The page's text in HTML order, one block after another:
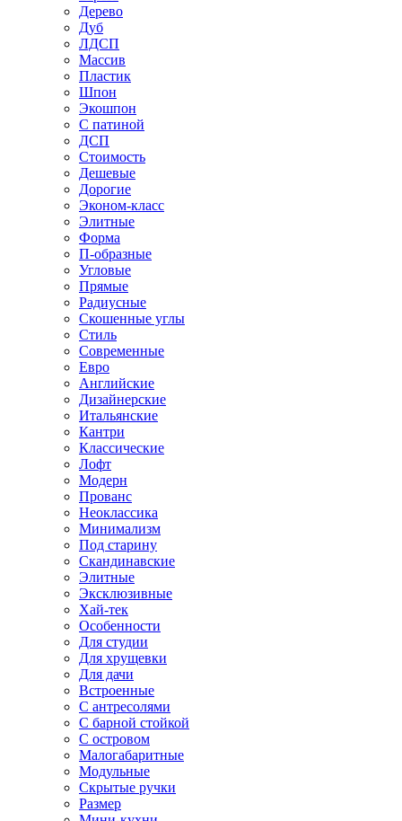
Дерево
Дуб
ЛДСП
Массив
Пластик
Шпон
Экошпон
С патиной
ДСП
Стоимость
Дешевые
Дорогие
Эконом-класс
Элитные
Форма
П-образные
Угловые
Прямые
Радиусные
Скошенные углы
Стиль
Современные
Евро
Английские
Дизайнерские
Итальянские
Кантри
Классические
Лофт
Модерн
Прованс
Неоклассика
Минимализм
Под старину
Скандинавские
Элитные
Эксклюзивные
Хай-тек
Особенности
Для студии
Для хрущевки
Для дачи
Встроенные
С антресолями
С барной стойкой
С островом
Малогабаритные
Модульные
Скрытые ручки
Размер